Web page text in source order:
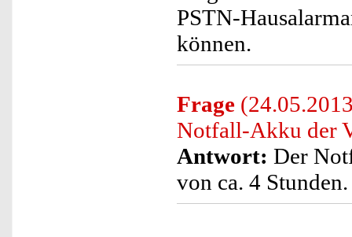
PSTN-
können.
Frage
Notfall-Akku der
Antwort: Der
von ca. 4 Stunden.